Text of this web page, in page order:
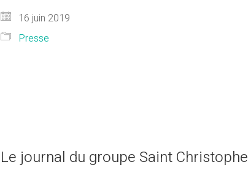
16 juin 2019
Presse
Le journal du groupe Saint Christophe